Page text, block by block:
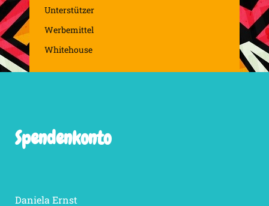
Unterstützer
Werbemittel
Whitehouse
Spendenkonto
Daniela Ernst